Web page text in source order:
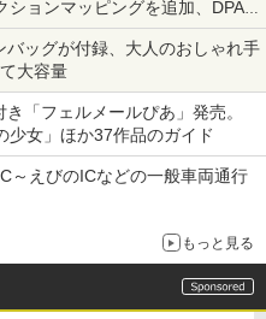
ションマッピングを追加、DPA
ッグが付録、大人のおしゃれ手
大容量
「フェルメールぴあ」発売。
少女」ほか37作品のガイド
～えびのICなどの一般車両通行
もっと見る